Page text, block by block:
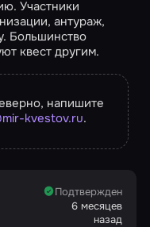
Участники
антураж,
Большинство
квест другим.
напишите
kvestov.ru.
Подтвержден
6 месяцев
назад